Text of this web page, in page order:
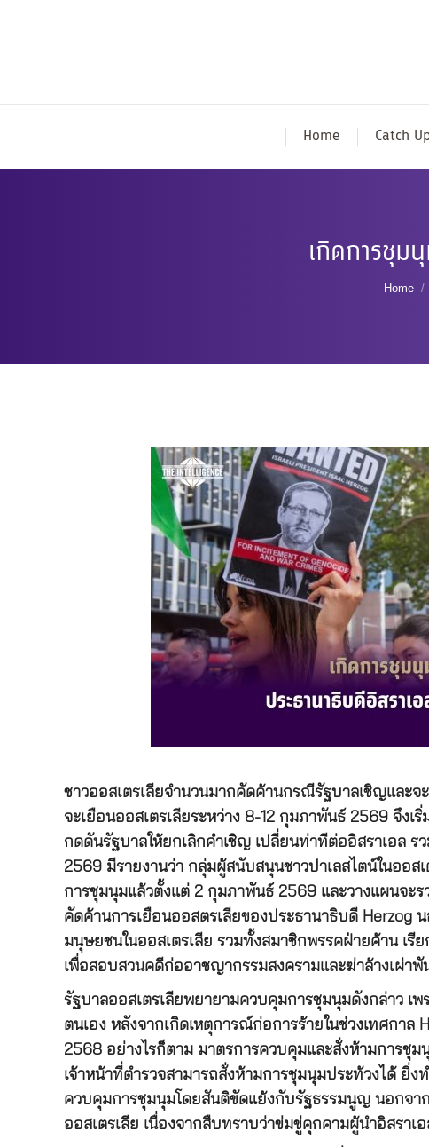
Home Catch
เกิดการชุม
You
Home
ชาวออสเตรเลียจำนวนมากคัดค้านกรณีรัฐบาลเชิญและ
จะเยือนออสเตรเลียระหว่าง 8-12 กุมภาพันธ์ 2569 จึง
กดดันรัฐบาลให้ยกเลิกคำเชิญ เปลี่ยนท่าทีต่ออิสราเอล
2569 มีรายงานว่า กลุ่มผู้สนับสนุนชาวปาเลสไตน์ในออส
การชุมนุมแล้วตั้งแต่ 2 กุมภาพันธ์ 2569 และวางแผนจะ
คัดค้านการเยือนออสตรเลียของประธานาธิบดี Herzog
มนุษยชนในออสเตรเลีย รวมทั้งสมาชิกพรรคฝ่ายค้าน เรี
เพื่อสอบสวนคดีก่ออาชญากรรมสงครามและฆ่าล้างเผ่าพั
รัฐบาลออสเตรเลียพยายามควบคุมการชุมนุมดังกล่าว เ
ตนเอง หลังจากเกิดเหตุการณ์ก่อการร้ายในช่วงเทศกา
2568 อย่างไรก็ตาม มาตรการควบคุมและสั่งห้ามการชุ
เจ้าหน้าที่ตำรวจสามารถสั่งห้ามการชุมนุมประท้วงได้ ยิ่ง
ควบคุมการชุมนุมโดยสันติขัดแย้งกับรัฐธรรมนูญ นอกจา
ออสเตรเลีย เนื่องจากสืบทราบว่าข่มขู่คุกคามผู้นำอิสราเ